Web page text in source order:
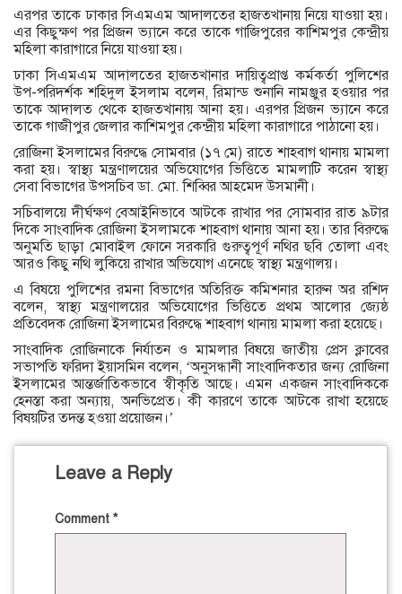
এরপর তাকে ঢাকার সিএমএম আদালতের হাজতখানায় নিয়ে যাওয়া হয়।
এর কিছুক্ষণ পর প্রিজন ভ্যানে করে তাকে গাজিপুরের কাশিমপুর কেন্দ্রীয়
মহিলা কারাগারে নিয়ে যাওয়া হয়।
ঢাকা সিএমএম আদালতের হাজতখানার দায়িত্বপ্রাপ্ত কর্মকর্তা পুলিশের
উপ-পরিদর্শক শহিদুল ইসলাম বলেন, রিমান্ড শুনানি নামঞ্জুর হওয়ার পর
তাকে আদালত থেকে হাজতখানায় আনা হয়। এরপর প্রিজন ভ্যানে করে
তাকে গাজীপুর জেলার কাশিমপুর কেন্দ্রীয় মহিলা কারাগারে পাঠানো হয়।
রোজিনা ইসলামের বিরুদ্ধে সোমবার (১৭ মে) রাতে শাহবাগ থানায় মামলা
করা হয়। স্বাস্থ্য মন্ত্রণালয়ের অভিযোগের ভিত্তিতে মামলাটি করেন স্বাস্থ্য
সেবা বিভাগের উপসচিব ডা. মো. শিব্বির আহমেদ উসমানী।
সচিবালয়ে দীর্ঘক্ষণ বেআইনিভাবে আটকে রাখার পর সোমবার রাত ৯টার
দিকে সাংবাদিক রোজিনা ইসলামকে শাহবাগ থানায় আনা হয়। তার বিরুদ্ধে
অনুমতি ছাড়া মোবাইল ফোনে সরকারি গুরুত্বপূর্ণ নথির ছবি তোলা এবং
আরও কিছু নথি লুকিয়ে রাখার অভিযোগ এনেছে স্বাস্থ্য মন্ত্রণালয়।
এ বিষয়ে পুলিশের রমনা বিভাগের অতিরিক্ত কমিশনার হারুন অর রশিদ
বলেন, স্বাস্থ্য মন্ত্রণালয়ের অভিযোগের ভিত্তিতে প্রথম আলোর জ্যেষ্ঠ
প্রতিবেদক রোজিনা ইসলামের বিরুদ্ধে শাহবাগ থানায় মামলা করা হয়েছে।
সাংবাদিক রোজিনাকে নির্যাতন ও মামলার বিষয়ে জাতীয় প্রেস ক্লাবের
সভাপতি ফরিদা ইয়াসমিন বলেন, ‘অনুসন্ধানী সাংবাদিকতার জন্য রোজিনা
ইসলামের আন্তর্জাতিকভাবে স্বীকৃতি আছে। এমন একজন সাংবাদিককে
হেনস্তা করা অন্যায়, অনভিপ্রেত। কী কারণে তাকে আটকে রাখা হয়েছে
বিষয়টির তদন্ত হওয়া প্রয়োজন।’
Leave a Reply
Comment *